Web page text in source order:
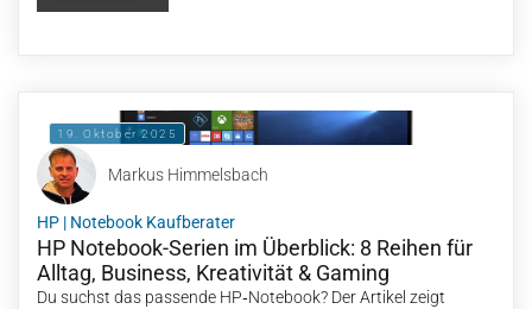
19. Oktober 2025
Markus Himmelsbach
HP | Notebook Kaufberater
HP Notebook-Serien im Überblick: 8 Reihen für
Alltag, Business, Kreativität & Gaming
Du suchst das passende HP‑Notebook? Der Artikel zeigt